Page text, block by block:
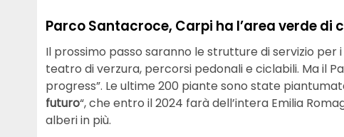
Parco Santacroce, Carpi ha l’area verde di
Il prossimo passo saranno le strutture di servizio
teatro di verzura, percorsi pedonali e ciclabili. Ma il
progress”. Le ultime 200 piante sono state
futuro“, che entro il 2024 farà dell’intera Emilia
alberi in più.